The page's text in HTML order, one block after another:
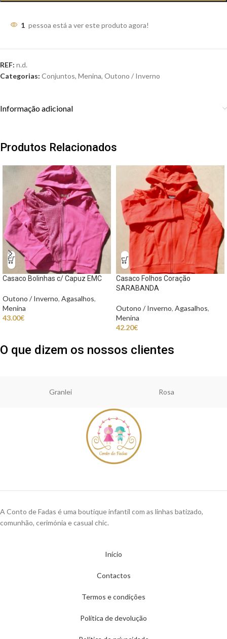
1 pessoa está a ver este produto agora!
REF: n.d.
Categorias: Conjuntos, Menina, Outono / Inverno
Informação adicional
Produtos Relacionados
Casaco Bolinhas c/ Capuz EMC
Outono / Inverno, Agasalhos,
Menina
43.00€
Casaco Folhos Coração
SARABANDA
Outono / Inverno, Agasalhos,
Menina
42.20€
O que dizem os nossos clientes
Granlei Rosa
A Conto de Fadas é uma boutique infantil com as linhas batizado,
comunhão, cerimónia e casual chic.
Início
Contactos
Termos e condições
Política de devolução